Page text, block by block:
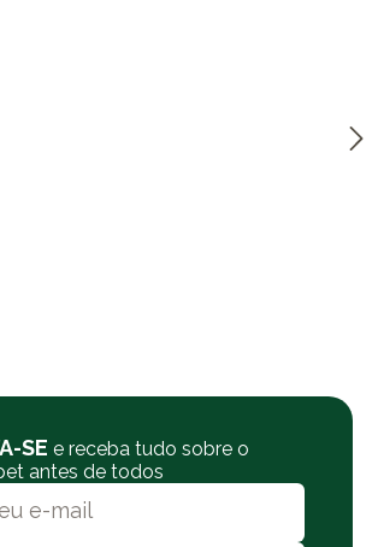
SE e receba tudo sobre o
antes de todos